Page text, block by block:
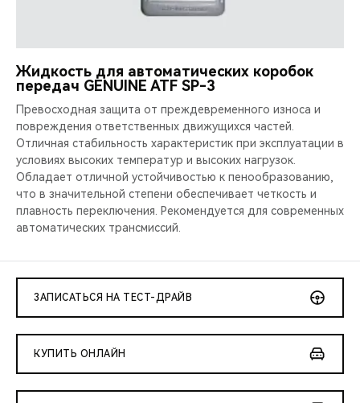
Жидкость для автоматических коробок
передач GENUINE ATF SP-3
Превосходная защита от преждевременного износа и
повреждения ответственных движущихся частей.
Отличная стабильность характеристик при эксплуатации в
условиях высоких температур и высоких нагрузок.
Обладает отличной устойчивостью к пенообразованию,
что в значительной степени обеспечивает четкость и
плавность переключения. Рекомендуется для современных
автоматических трансмиссий.
ЗАПИСАТЬСЯ НА ТЕСТ-ДРАЙВ
КУПИТЬ ОНЛАЙН